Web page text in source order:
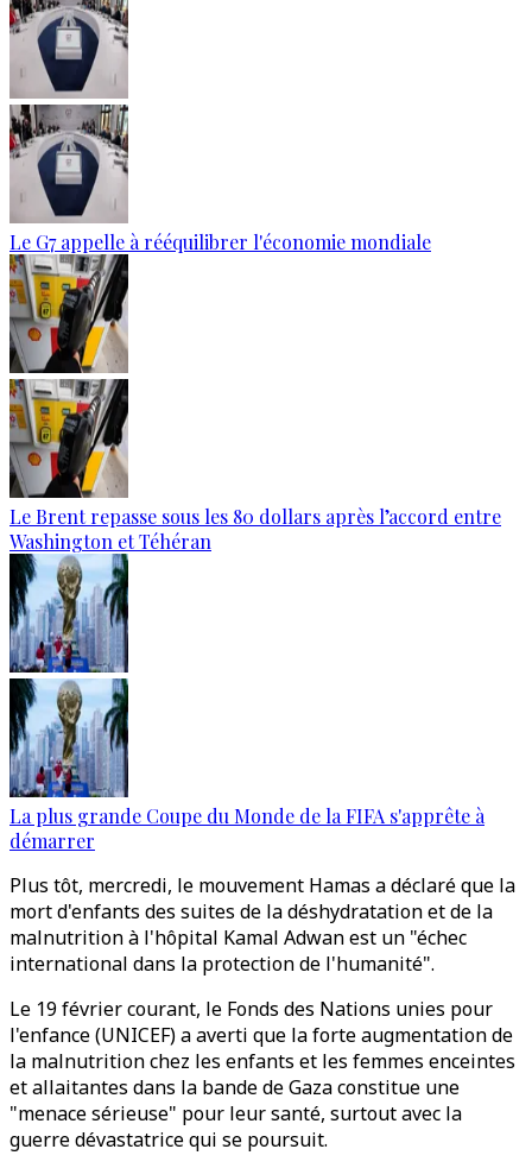
Le G7 appelle à rééquilibrer l'économie mondiale
Le Brent repasse sous les 80 dollars après l’accord entre
Washington et Téhéran
La plus grande Coupe du Monde de la FIFA s'apprête à
démarrer
Plus tôt, mercredi, le mouvement Hamas a déclaré que la
mort d'enfants des suites de la déshydratation et de la
malnutrition à l'hôpital Kamal Adwan est un "échec
international dans la protection de l'humanité".
Le 19 février courant, le Fonds des Nations unies pour
l'enfance (UNICEF) a averti que la forte augmentation de
la malnutrition chez les enfants et les femmes enceintes
et allaitantes dans la bande de Gaza constitue une
"menace sérieuse" pour leur santé, surtout avec la
guerre dévastatrice qui se poursuit.